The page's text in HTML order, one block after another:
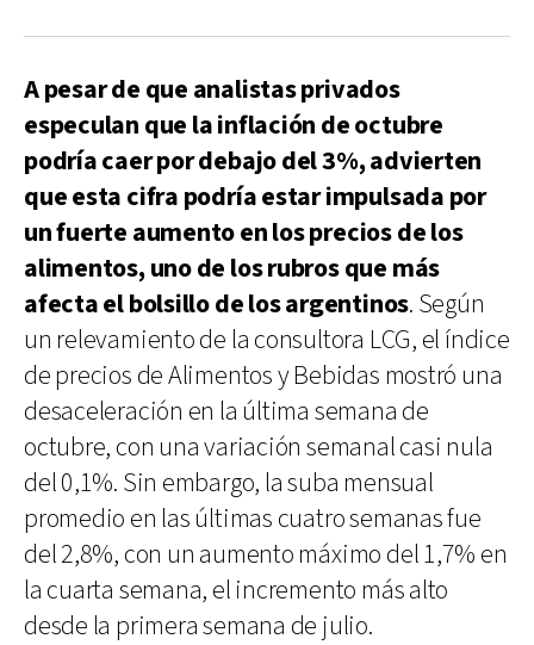
A pesar de que analistas privados
especulan que la inflación de octubre
podría caer por debajo del 3%, advierten
que esta cifra podría estar impulsada por
un fuerte aumento en los precios de los
alimentos, uno de los rubros que más
afecta el bolsillo de los argentinos. Según
un relevamiento de la consultora LCG, el índice
de precios de Alimentos y Bebidas mostró una
desaceleración en la última semana de
octubre, con una variación semanal casi nula
del 0,1%. Sin embargo, la suba mensual
promedio en las últimas cuatro semanas fue
del 2,8%, con un aumento máximo del 1,7% en
la cuarta semana, el incremento más alto
desde la primera semana de julio.